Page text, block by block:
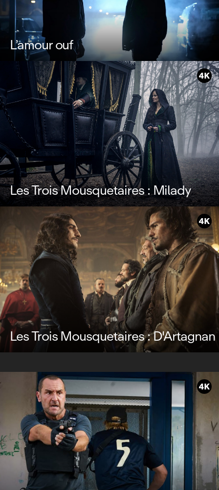
L’amour ouf
Les Trois Mousquetaires : Milady
Les Trois Mousquetaires : D'Artagnan